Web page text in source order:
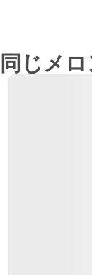
同じメ